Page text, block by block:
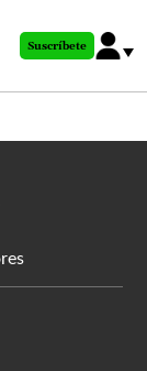
Suscríbete